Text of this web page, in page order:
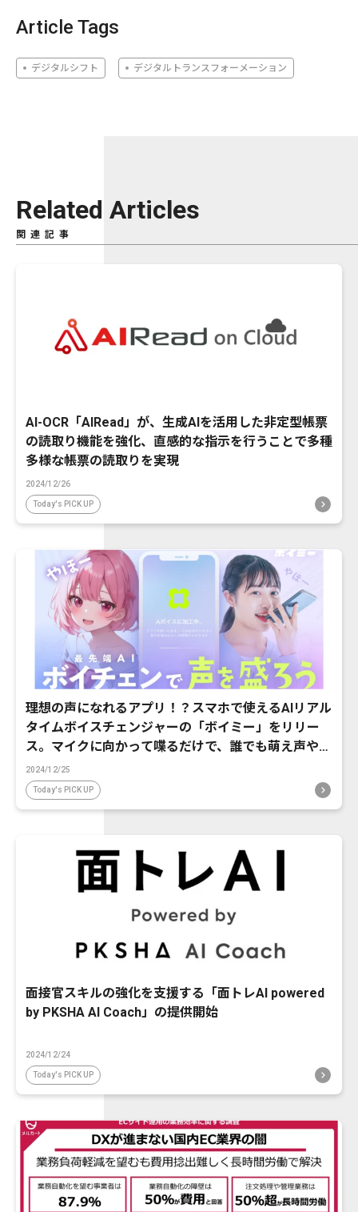
Article Tags
デジタルシフト デジタルトランスフォーメーション
Related Articles
関連記事
AI-OCR「AIRead」が、生成AIを活用した非定型帳票
の読取り機能を強化、直感的な指示を行うことで多種
多様な帳票の読取りを実現
2024/12/26
Today's PICK UP
理想の声になれるアプリ！？スマホで使えるAIリアル
タイムボイスチェンジャーの「ボイミー」をリリー
ス。マイクに向かって喋るだけで、誰でも萌え声やイ
ケボ風に音声変換が可能に。
2024/12/25
Today's PICK UP
面接官スキルの強化を支援する「面トレAI powered
by PKSHA AI Coach」の提供開始
2024/12/24
Today's PICK UP